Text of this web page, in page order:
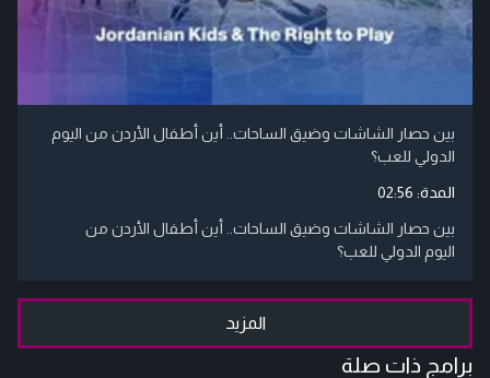
بين حصار الشاشات وضيق الساحات.. أين أطفال الأردن من اليوم
الدولي للعب؟
المدة: 02:56
بين حصار الشاشات وضيق الساحات.. أين أطفال الأردن من
اليوم الدولي للعب؟
المزيد
برامج ذات صلة